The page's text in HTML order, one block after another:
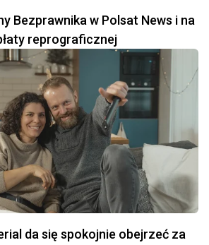
Bezprawnika w Polsat News i na
reprograficznej
da się spokojnie obejrzeć za